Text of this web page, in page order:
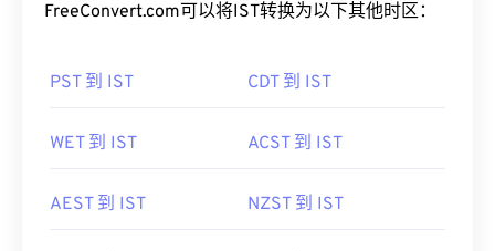
FreeConvert.com可以将IST转换为以下其他时区：
PST 到 IST CDT 到 IST
WET 到 IST ACST 到 IST
AEST 到 IST NZST 到 IST